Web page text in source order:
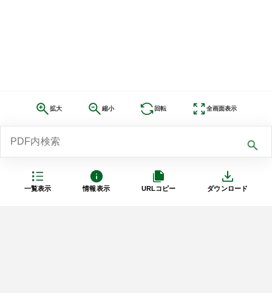
一覧表示 情報表示 URLコピー ダウンロード
拡大 縮小 回転 全画面表示